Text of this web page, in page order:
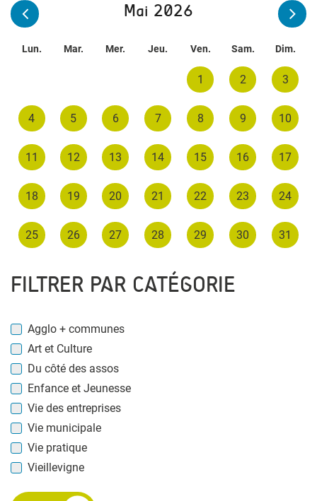
Mai 2026
Lun. Mar. Mer. Jeu. Ven. Sam. Dim.
1 2 3
4 5 6 7 8 9 10
11 12 13 14 15 16 17
18 19 20 21 22 23 24
25 26 27 28 29 30 31
FILTRER PAR CATÉGORIE
Agglo + communes
Art et Culture
Du côté des assos
Enfance et Jeunesse
Vie des entreprises
Vie municipale
Vie pratique
Vieillevigne